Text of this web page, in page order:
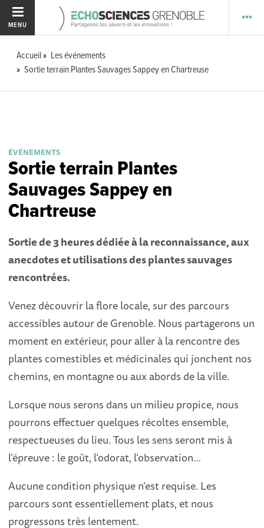
MENU
Accueil
Les événements
Sortie terrain Plantes Sauvages Sappey en Chartreuse
ÉVÉNEMENTS
Sortie terrain Plantes
Sauvages Sappey en
Chartreuse
Sortie de 3 heures dédiée à la reconnaissance, aux
anecdotes et utilisations des plantes sauvages
rencontrées.
Venez découvrir la flore locale, sur des parcours
accessibles autour de Grenoble. Nous partagerons un
moment en extérieur, pour aller à la rencontre des
plantes comestibles et médicinales qui jonchent nos
chemins, en montagne ou aux abords de la ville.
Lorsque nous serons dans un milieu propice, nous
pourrons effectuer quelques récoltes ensemble,
respectueuses du lieu. Tous les sens seront mis à
l’épreuve : le goût, l’odorat, l’observation…
Aucune condition physique n’est requise. Les
parcours sont essentiellement plats, et nous
progressons très lentement.